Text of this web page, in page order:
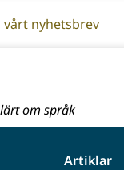
nyhetsbrev
om språk
Artiklar